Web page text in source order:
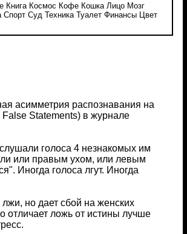
Книга Космос Кофе Кошка Лицо Мозг
Спорт Суд Техника Туалет Финансы
Цвет
асимметрия распознавания на
Statements) в журнале
голоса 4 незнакомых им
или правым ухом, или левым
Иногда голоса лгут. Иногда
но дает сбой на женских
отличает ложь от истины лучше